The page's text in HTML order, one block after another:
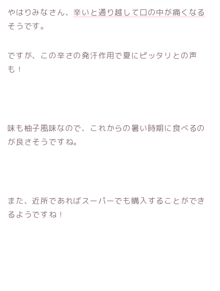
やはりみなさん、 辛いと通り越して口の中が痛くなる
そうです。
ですが、この辛さの発汗作用で夏にピッタリとの声
も！
味も柚子風味なので、これからの暑い時期に食べるの
が良さそうですね。
また、近所であればスーパーでも購入することができ
るようですね！